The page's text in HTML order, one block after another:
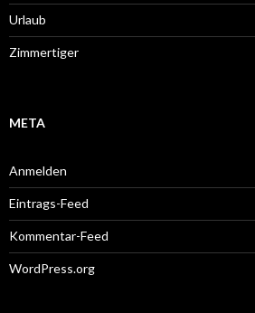
Urlaub
Zimmertiger
META
Anmelden
Eintrags-Feed
Kommentar-Feed
WordPress.org